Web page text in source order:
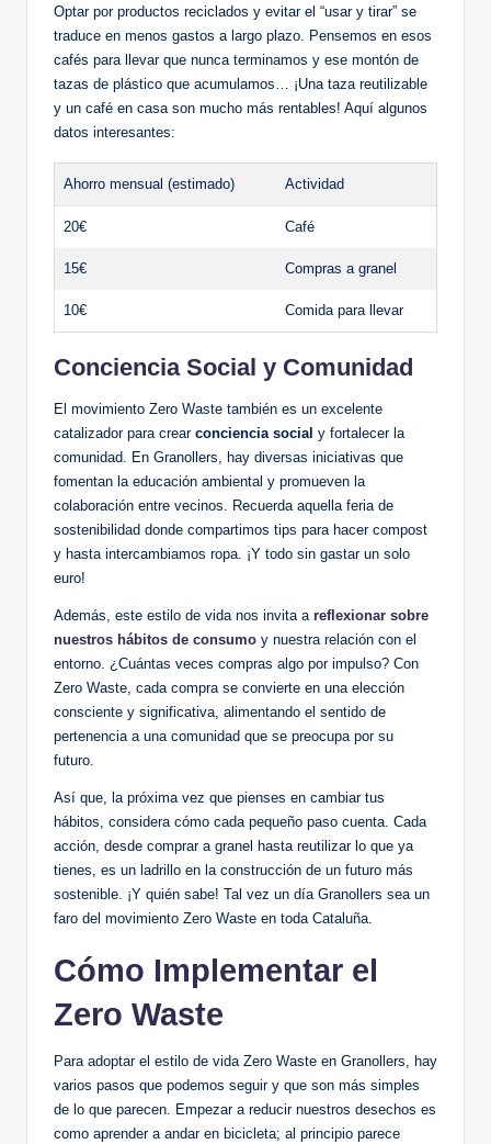
Optar por productos reciclados y evitar el “usar y tirar” se
traduce en menos gastos a largo plazo. Pensemos en esos
cafés para llevar que nunca terminamos y ese montón de
tazas de plástico que acumulamos… ¡Una taza reutilizable
y un café en casa son mucho más rentables! Aquí algunos
datos interesantes:
Ahorro mensual (estimado) Actividad
20€ Café
15€ Compras a granel
10€ Comida para llevar
Conciencia Social y Comunidad
El movimiento Zero Waste también es un excelente
catalizador para crear conciencia social y fortalecer la
comunidad. En Granollers, hay diversas iniciativas que
fomentan la educación ambiental y promueven la
colaboración entre vecinos. Recuerda aquella feria de
sostenibilidad donde compartimos tips para hacer compost
y hasta intercambiamos ropa. ¡Y todo sin gastar un solo
euro!
Además, este estilo de vida nos invita a reflexionar sobre
nuestros hábitos de consumo y nuestra relación con el
entorno. ¿Cuántas veces compras algo por impulso? Con
Zero Waste, cada compra se convierte en una elección
consciente y significativa, alimentando el sentido de
pertenencia a una comunidad que se preocupa por su
futuro.
Así que, la próxima vez que pienses en cambiar tus
hábitos, considera cómo cada pequeño paso cuenta. Cada
acción, desde comprar a granel hasta reutilizar lo que ya
tienes, es un ladrillo en la construcción de un futuro más
sostenible. ¡Y quién sabe! Tal vez un día Granollers sea un
faro del movimiento Zero Waste en toda Cataluña.
Cómo Implementar el
Zero Waste
Para adoptar el estilo de vida Zero Waste en Granollers, hay
varios pasos que podemos seguir y que son más simples
de lo que parecen. Empezar a reducir nuestros desechos es
como aprender a andar en bicicleta; al principio parece